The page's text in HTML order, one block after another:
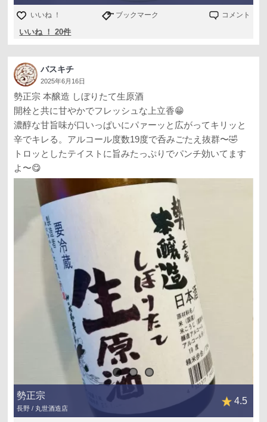
いいね ！ ブックマーク コメント
いいね ！ 20件
バスキチ
2025年6月16日
勢正宗 本醸造 しぼりたて生原酒
開栓と共に甘やかでフレッシュな上立香😁
濃醇な甘旨味が口いっぱいにパァーッと広がってキリッと
辛でキレる。アルコール度数19度で呑みごたえ抜群〜🤣
トロッとしたテイストに旨みたっぷりでパンチ効いてます
よ〜😋
勢正宗
長野 / 丸世酒造店
4.5